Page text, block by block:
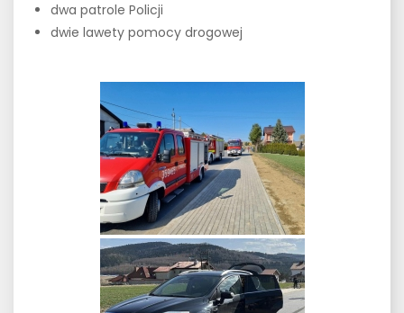
dwa patrole Policji
dwie lawety pomocy drogowej